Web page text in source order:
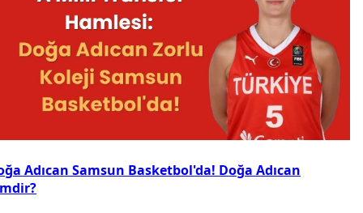
Adıcan Samsun Basketbol'da! Doğa Adıcan